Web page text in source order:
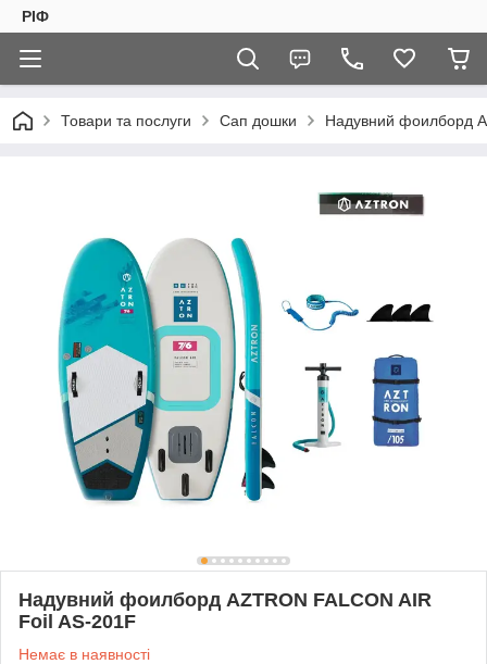
РІФ
Товари та послуги Сап дошки Надувний фоилборд
Надувний фоилборд AZTRON FALCON AIR
Foil AS-201F
Немає в наявності